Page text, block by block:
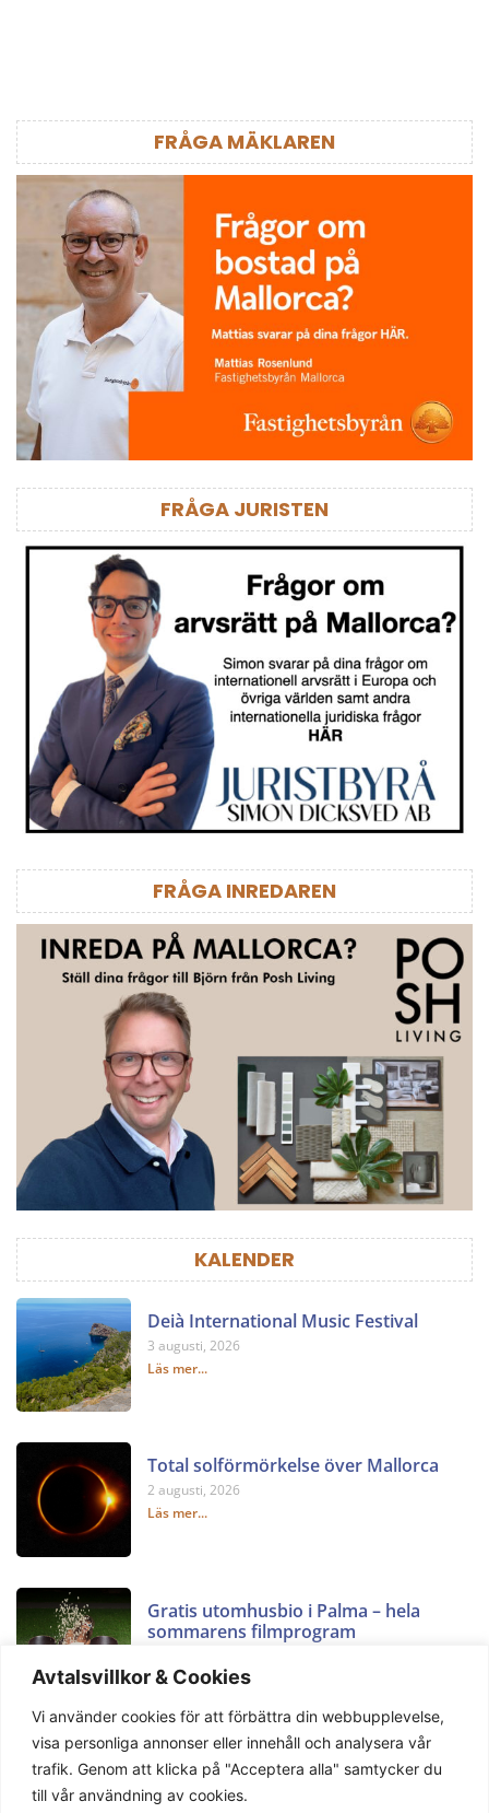
Avtalsvillkor & Cookies
Vi använder cookies för att förbättra din webbupplevelse,
visa personliga annonser eller innehåll och analysera vår
trafik. Genom att klicka på "Acceptera alla" samtycker du
till vår användning av cookies.
FRÅGA MÄKLAREN
FRÅGA JURISTEN
FRÅGA INREDAREN
KALENDER
Deià International Music Festival
3 augusti, 2026
Läs mer...
Total solförmörkelse över Mallorca
2 augusti, 2026
Läs mer...
Gratis utomhusbio i Palma – hela
sommarens filmprogram
Läs mer...